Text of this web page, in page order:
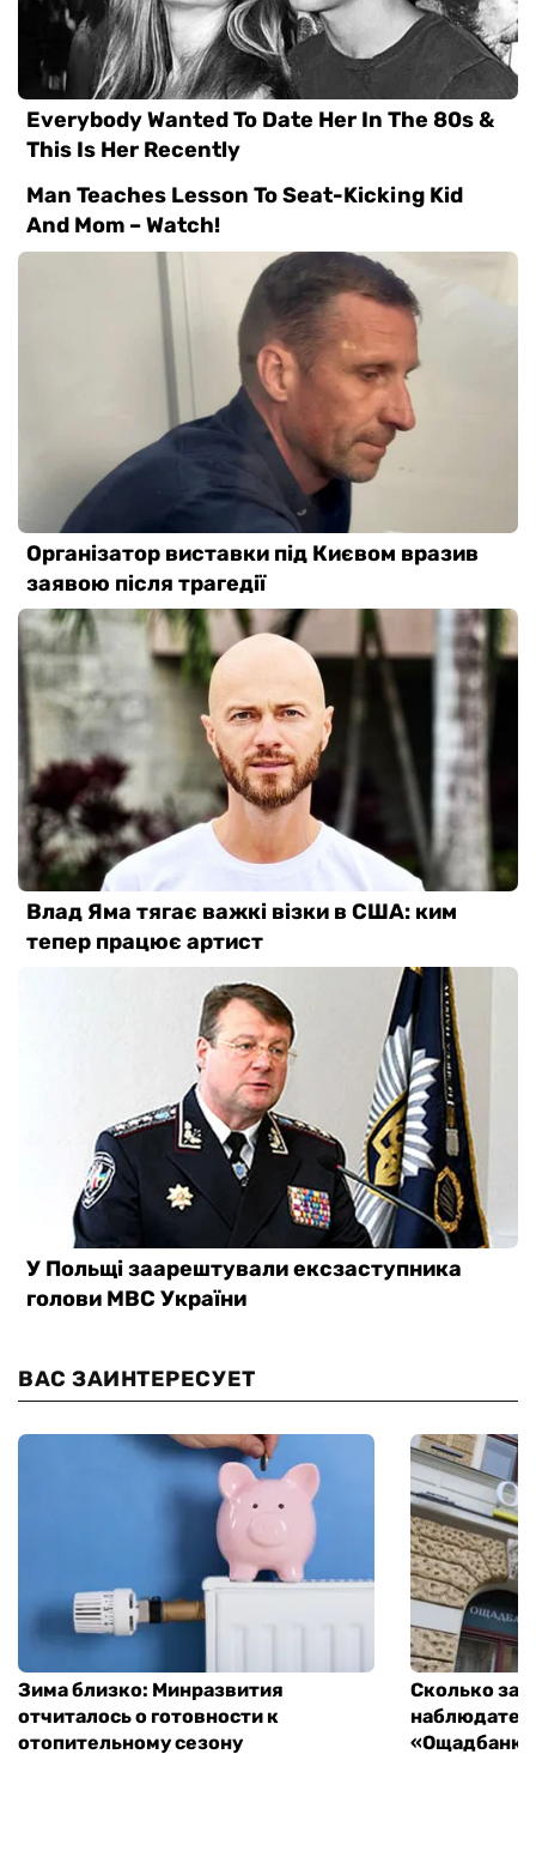
ВАС ЗАИНТЕРЕСУЕТ
Зима близко: Минразвития
отчиталось о готовности к
отопительному сезону
Сколько